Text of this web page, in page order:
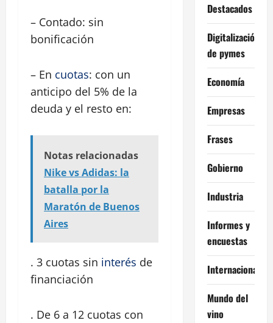
– Contado: sin
bonificación
– En cuotas: con un
anticipo del 5% de la
deuda y el resto en:
Notas relacionadas
Nike vs Adidas: la
batalla por la
Maratón de Buenos
Aires
. 3 cuotas sin interés de
financiación
. De 6 a 12 cuotas con
Destacados
Digitalización
de pymes
Economía
Empresas
Frases
Gobierno
Industria
Informes y
encuestas
Internacional
Mundo del
vino